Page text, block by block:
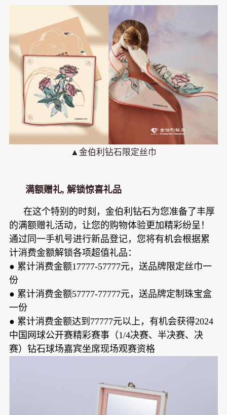
▲金伯利钻石限定丝巾
满额赠礼, 解锁惊喜礼品
在这个特别的时刻，金伯利钻石为您准备了丰厚
的满额赠礼活动，让您的购物体验更加精彩纷呈！
通过同一手机号进行新品登记，您将有机会根据累
计消费金额解锁各项超值礼品：
● 累计消费金额17777-57777元，送品牌限定丝巾一
份
● 累计消费金额57777-77777元，送品牌定制珠宝盒
一份
● 累计消费金额达到77777元以上，有机会获得2024
中国网球公开赛精彩赛事（1/4决赛、半决赛、决
赛）钻石球场嘉宾坐席现场观赛资格